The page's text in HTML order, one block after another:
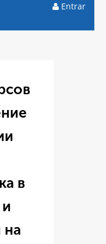
Entrar
в
на